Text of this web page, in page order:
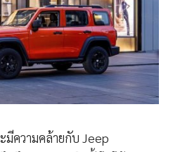
ความคล้ายกับ Jeep